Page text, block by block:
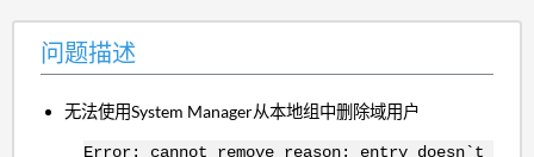
问题描述
无法使用System Manager从本地组中删除域用户
Error: cannot remove reason: entry doesn`t